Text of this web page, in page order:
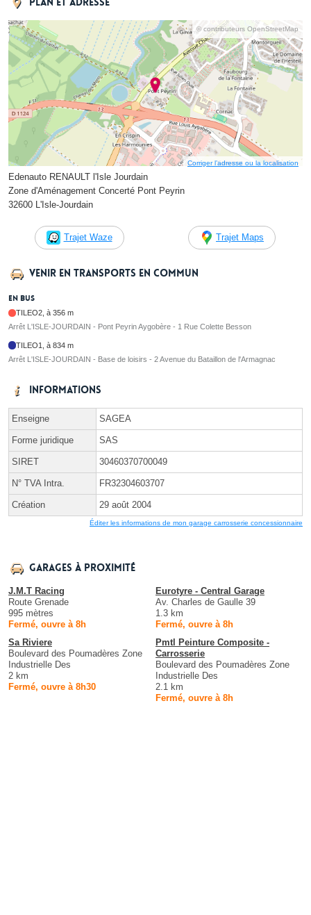
© contributeurs OpenStreetMap
Corriger l’adresse ou la localisation
Edenauto RENAULT l'Isle Jourdain
Zone d'Aménagement Concerté Pont Peyrin
32600 L'Isle-Jourdain
Trajet Waze Trajet Maps
Venir en transports en commun
En bus
TILEO2, à 356 m
Arrêt L'ISLE-JOURDAIN - Pont Peyrin Aygobère - 1 Rue Colette Besson
TILEO1, à 834 m
Arrêt L'ISLE-JOURDAIN - Base de loisirs - 2 Avenue du Bataillon de l'Armagnac
Informations
Enseigne SAGEA
Forme juridique SAS
SIRET 30460370700049
N° TVA Intra. FR32304603707
Création 29 août 2004
Éditer les informations de mon garage carrosserie concessionnaire
Garages à proximité
J.M.T Racing
Route Grenade
995 mètres
Fermé, ouvre à 8h
Eurotyre - Central Garage
Av. Charles de Gaulle 39
1.3 km
Fermé, ouvre à 8h
Sa Riviere
Boulevard des Poumadères Zone
Industrielle Des
2 km
Fermé, ouvre à 8h30
Pmtl Peinture Composite -
Carrosserie
Boulevard des Poumadères Zone
Industrielle Des
2.1 km
Fermé, ouvre à 8h